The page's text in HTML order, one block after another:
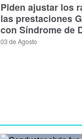
Piden ajustar los
las prestaciones
con Síndrome de
03 de Agosto